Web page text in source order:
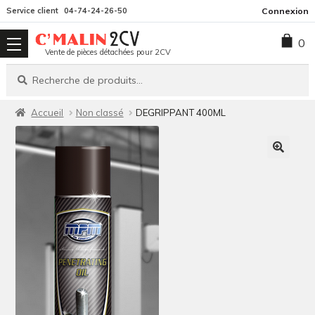
la
navigation
contenu
Service client 04-74-24-26-50 Connexion
Vente de pièces détachées pour 2CV
Recherche
Recherche
0
Accueil Non classé DEGRIPPANT 400ML